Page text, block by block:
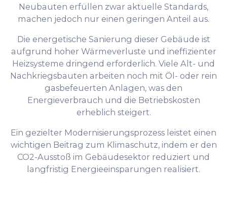
Neubauten erfüllen zwar aktuelle Standards,
machen jedoch nur einen geringen Anteil aus.
Die energetische Sanierung dieser Gebäude ist
aufgrund hoher Wärmeverluste und ineffizienter
Heizsysteme dringend erforderlich. Viele Alt- und
Nachkriegsbauten arbeiten noch mit Öl- oder rein
gasbefeuerten Anlagen, was den
Energieverbrauch und die Betriebskosten
erheblich steigert.
Ein gezielter Modernisierungsprozess leistet einen
wichtigen Beitrag zum Klimaschutz, indem er den
CO2-Ausstoß im Gebäudesektor reduziert und
langfristig Energieeinsparungen realisiert.